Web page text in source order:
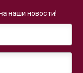
наши новости!